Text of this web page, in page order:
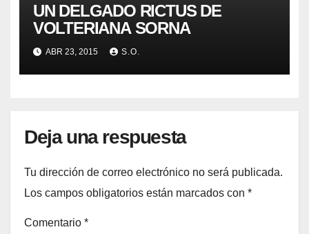
UN DELGADO RICTUS DE
VOLTERIANA SORNA
ABR 23, 2015 S.O.
Deja una respuesta
Tu dirección de correo electrónico no será publicada.
Los campos obligatorios están marcados con *
Comentario *